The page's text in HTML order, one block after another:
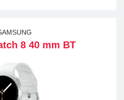
8 40 mm BT